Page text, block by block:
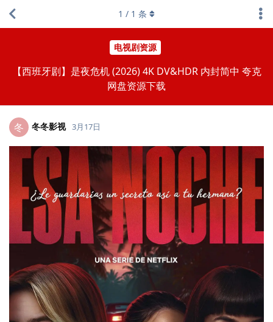
电视剧资源
【西班牙剧】是夜危机 (2026) 4K DV&HDR 内封简中 夸克
网盘资源下载
1 / 1 条
冬 冬冬影视 3月17日